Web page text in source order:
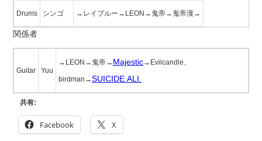
Drums シンゴ →レイブルー→LEON→鬼帝→鬼帝漢→
関係者
Guitar Yuu
→LEON→鬼帝→ Majestic→Evilcandle、
birdman→SUICIDE ALI.
共有:
Facebook X